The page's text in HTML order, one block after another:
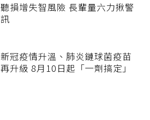
聽損增失智風險 長輩量六力揪警
訊
新冠疫情升溫、肺炎鏈球菌疫苗
再升級 8月10日起「一劑搞定」